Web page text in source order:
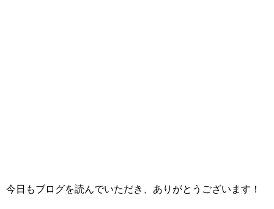
今日もブログを読んでいただき、ありがとうございます！